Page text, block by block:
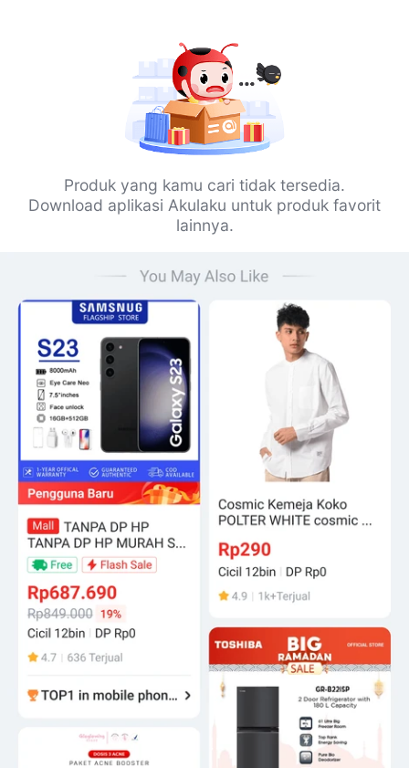
Produk yang kamu cari tidak tersedia.
Download aplikasi Akulaku untuk produk favorit
lainnya.